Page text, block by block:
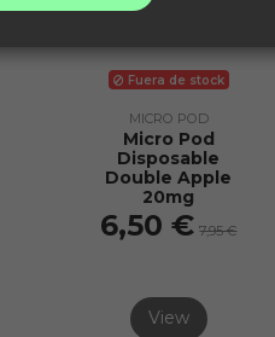
Fuera de stock
MICRO POD
Micro Pod
Disposable
Double Apple
20mg
6,50 € 7,95 €
View